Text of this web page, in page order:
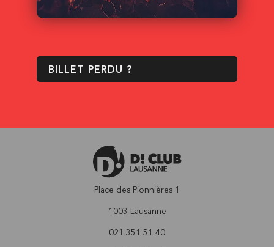
BILLET PERDU ?
Place des Pionnières 1
1003 Lausanne
021 351 51 40